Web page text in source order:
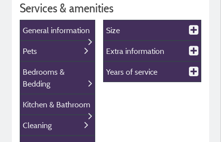
Services & amenities
General information
Pets
Bedrooms &
Bedding
Kitchen & Bathroom
Cleaning
Size
Extra information
Years of service